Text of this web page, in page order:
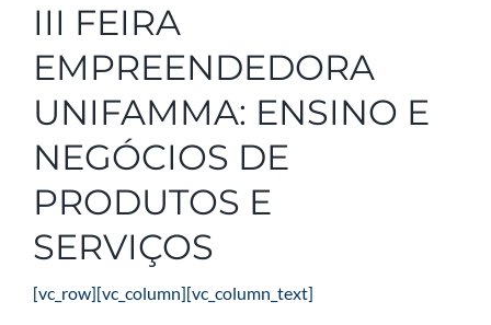
III FEIRA
EMPREENDEDORA
UNIFAMMA: ENSINO E
NEGÓCIOS DE
PRODUTOS E
SERVIÇOS
[vc_row][vc_column][vc_column_text]